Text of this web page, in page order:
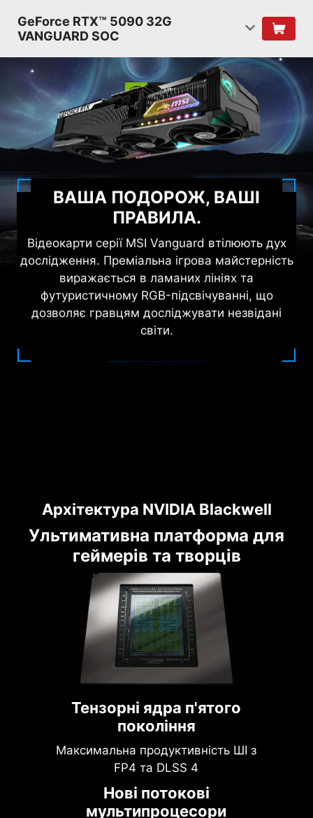
GeForce RTX™ 5090 32G
VANGUARD SOC
ВАША ПОДОРОЖ, ВАШІ
ПРАВИЛА.
Відеокарти серії MSI Vanguard втілюють дух
дослідження. Преміальна ігрова майстерність
виражається в ламаних лініях та
футуристичному RGB-підсвічуванні, що
дозволяє гравцям досліджувати незвідані
світи.
Архітектура NVIDIA Blackwell
Ультимативна платформа для
геймерів та творців
Тензорні ядра п'ятого
покоління
Максимальна продуктивність ШІ з
FP4 та DLSS 4
Нові потокові
мультипроцесори